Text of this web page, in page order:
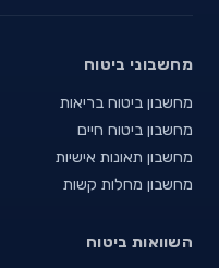
מחשבוני ביטוח
מחשבון ביטוח בריאות
מחשבון ביטוח חיים
מחשבון תאונות אישיות
מחשבון מחלות קשות
השוואות ביטוח